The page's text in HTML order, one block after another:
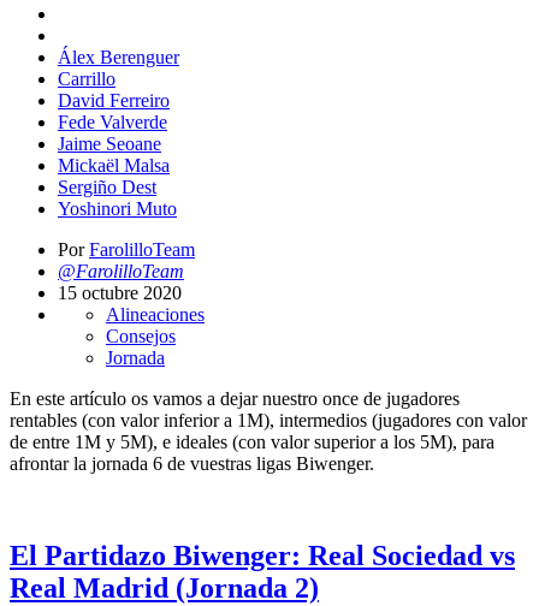
Álex Berenguer
Carrillo
David Ferreiro
Fede Valverde
Jaime Seoane
Mickaël Malsa
Sergiño Dest
Yoshinori Muto
PorFarolilloTeam
@FarolilloTeam
15 octubre 2020
Alineaciones
Consejos
Jornada
En este artículo os vamos a dejar nuestro once de jugadores
rentables (con valor inferior a 1M), intermedios (jugadores con valor
de entre 1M y 5M), e ideales (con valor superior a los 5M), para
afrontar la jornada 6 de vuestras ligas Biwenger.
El Partidazo Biwenger: Real Sociedad vs
Real Madrid (Jornada 2)